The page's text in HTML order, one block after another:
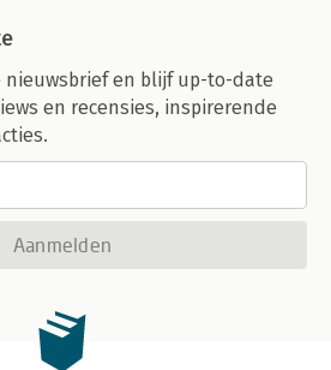
nieuwsbrief en blijf up-to-date
en recensies, inspirerende
Aanmelden